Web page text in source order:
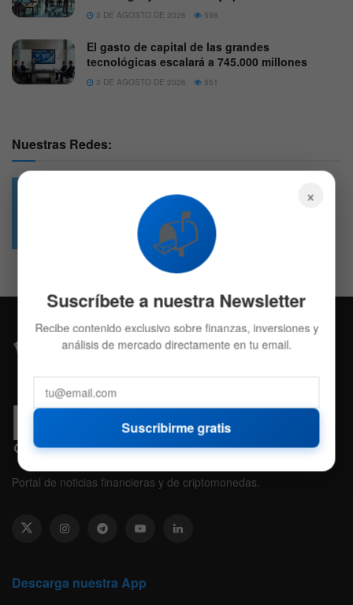
3 DE AGOSTO DE 2026 598
El gasto de capital de las grandes
tecnológicas escalará a 745.000 millones
3 DE AGOSTO DE 2026 551
Nuestras Redes:
4.7k
Followers
Portal de noticias financieras y de criptomonedas.
Descarga nuestra App
×
📬
Suscríbete a nuestra Newsletter
Recibe contenido exclusivo sobre finanzas, inversiones y
análisis de mercado directamente en tu email.
Suscribirme gratis